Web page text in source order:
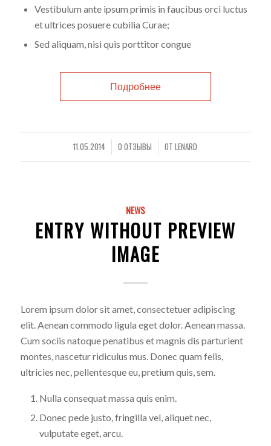
Vestibulum ante ipsum primis in faucibus orci luctus
et ultrices posuere cubilia Curae;
Sed aliquam, nisi quis porttitor congue
Подробнее
11.05.2014
/ 0 ОТЗЫВЫ
/ ОТLENARD
NEWS
ENTRY WITHOUT PREVIEW
IMAGE
Lorem ipsum dolor sit amet, consectetuer adipiscing
elit. Aenean commodo ligula eget dolor. Aenean massa.
Cum sociis natoque penatibus et magnis dis parturient
montes, nascetur ridiculus mus. Donec quam felis,
ultricies nec, pellentesque eu, pretium quis, sem.
Nulla consequat massa quis enim.
Donec pede justo, fringilla vel, aliquet nec,
vulputate eget, arcu.